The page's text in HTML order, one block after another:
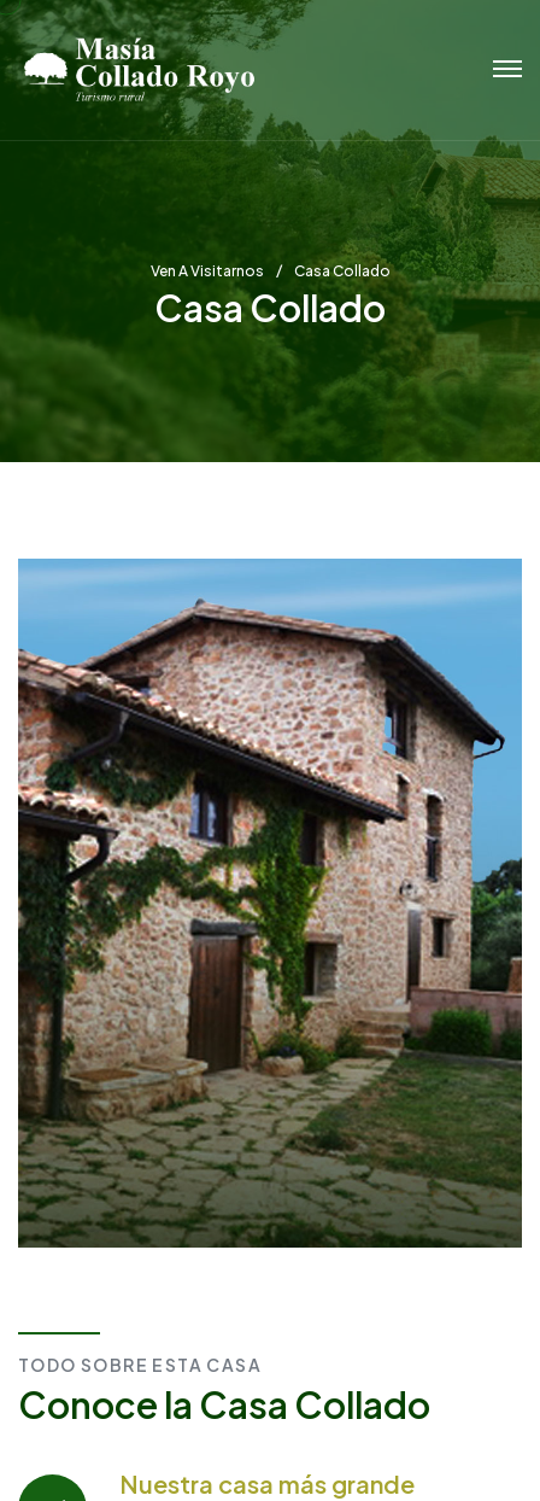
Ven A Visitarnos Casa Collado
Casa Collado
TODO SOBRE ESTA CASA
Conoce la Casa Collado
Nuestra casa más grande